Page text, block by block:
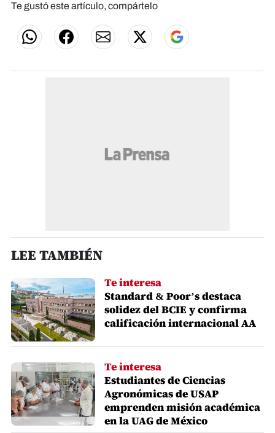
Te gustó este artículo, compártelo
LEE TAMBIÉN
Te interesa
Standard & Poor’s destaca
solidez del BCIE y confirma
calificación internacional AA
Te interesa
Estudiantes de Ciencias
Agronómicas de USAP
emprenden misión académica
en la UAG de México